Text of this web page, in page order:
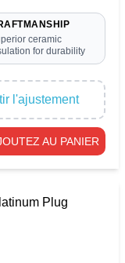
ceramic
for durability
l'ajustement
AU PANIER
Plug